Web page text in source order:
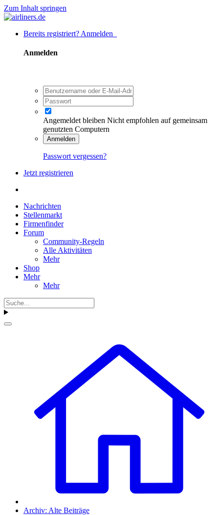
Zum Inhalt springen
Bereits registriert? Anmelden
Anmelden
Angemeldet bleiben Nicht empfohlen auf gemeinsam
genutzten Computern
Anmelden
Passwort vergessen?
Jetzt registrieren
Nachrichten
Stellenmarkt
Firmenfinder
Forum
Community-Regeln
Alle Aktivitäten
Mehr
Shop
Mehr
Mehr
Archiv: Alte Beiträge